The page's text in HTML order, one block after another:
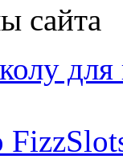
сайта
для